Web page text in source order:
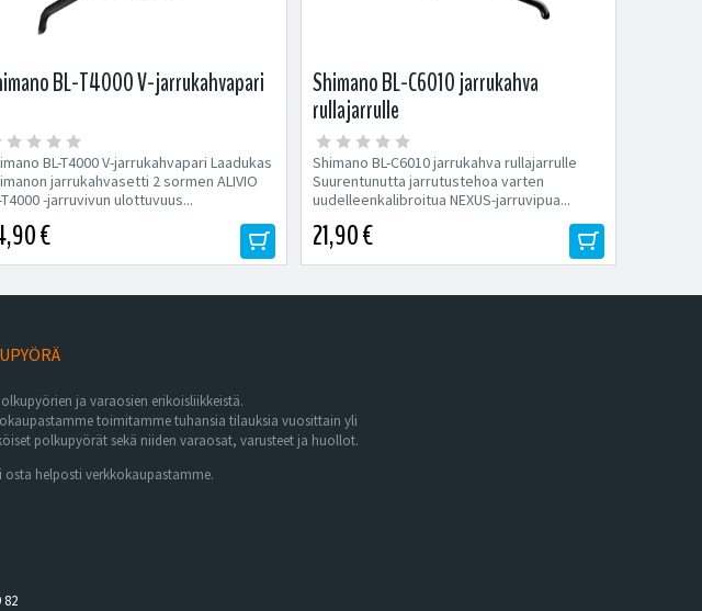
BL-T4000 V-jarrukahvapari
BL-T4000 V-jarrukahvapari Laadukas
jarrukahvasetti 2 sormen ALIVIO
T4000 -jarruvivun ulottuvuus...
€
Shimano BL-C6010 jarrukahva
rullajarrulle
Shimano BL-C6010 jarrukahva rullajarrulle
Suurentunutta jarrutustehoa varten
uudelleenkalibroitua NEXUS-jarruvipua...
21,90 €
ja varaosien erikoisliikkeistä.
toimitamme tuhansia tilauksia vuosittain yli
polkupyörät sekä niiden varaosat, varusteet ja huollot.
helposti verkkokaupastamme.
82